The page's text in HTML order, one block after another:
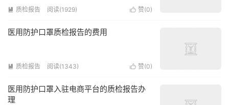
 赞(0)
 质检报告 阅读(1929)
医用防护口罩质检报告的费用
 赞(0)
 质检报告 阅读(1343)
医用防护口罩入驻电商平台的质检报告办
理